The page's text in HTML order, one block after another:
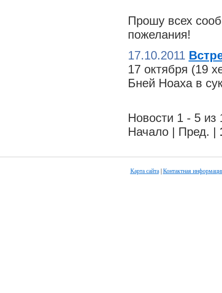
Прошу всех
пожелания!
17.10.2011
17 октября (19
Бней Ноаха в
Новости 1 - 5 из
Начало | Пред. |
Карта сайта| Контактная